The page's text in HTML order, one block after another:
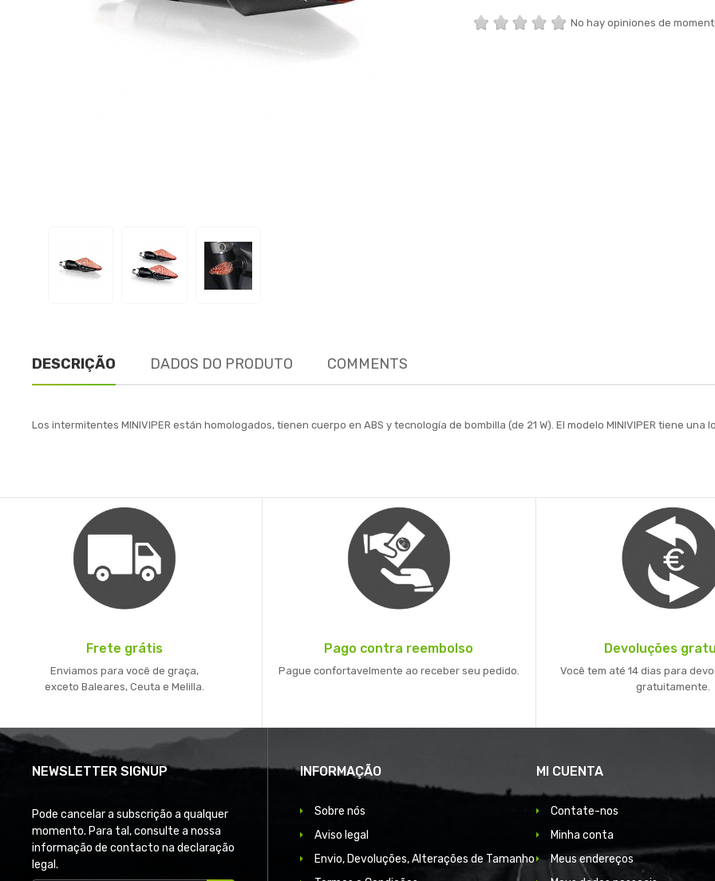
No hay opiniones de
DESCRIÇÃO DADOS DO PRODUTO COMMENTS
Los intermitentes MINIVIPER están homologados, tienen cuerpo en ABS y tecnología de bombilla (de 21 W). El modelo MINIVIPER tiene una
Frete grátis
Enviamos para você de graça,
exceto Baleares, Ceuta e Melilla.
Pago contra reembolso
Pague confortavelmente ao receber seu pedido.
Devoluções
Você tem até 14 dias para
gratuitamente.
NEWSLETTER SIGNUP
Pode cancelar a subscrição a qualquer
momento. Para tal, consulte a nossa
informação de contacto na declaração
legal.
INFORMAÇÃO
Sobre nós
Aviso legal
Envio, Devoluções, Alterações de Tamanho
MI CUENTA
Contate-nos
Minha conta
Meus endereços